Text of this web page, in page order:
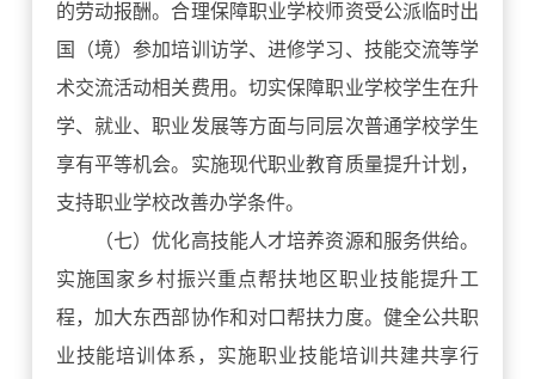
的劳动报酬。合理保障职业学校师资受公派临时出
国（境）参加培训访学、进修学习、技能交流等学
术交流活动相关费用。切实保障职业学校学生在升
学、就业、职业发展等方面与同层次普通学校学生
享有平等机会。实施现代职业教育质量提升计划，
支持职业学校改善办学条件。
（七）优化高技能人才培养资源和服务供给。
实施国家乡村振兴重点帮扶地区职业技能提升工
程，加大东西部协作和对口帮扶力度。健全公共职
业技能培训体系，实施职业技能培训共建共享行